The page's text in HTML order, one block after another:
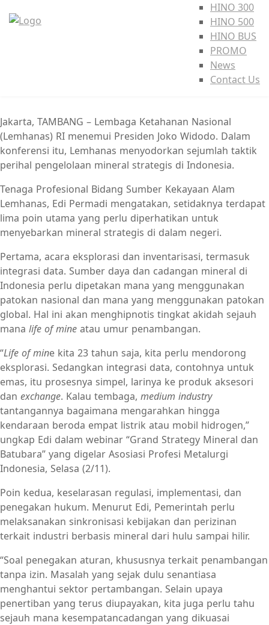
HINO 300
HINO 500
HINO BUS
PROMO
News
Contact Us
Jakarta, TAMBANG – Lembaga Ketahanan Nasional
(Lemhanas) RI menemui Presiden Joko Widodo. Dalam
konferensi itu, Lemhanas menyodorkan sejumlah taktik
perihal pengelolaan mineral strategis di Indonesia.
Tenaga Profesional Bidang Sumber Kekayaan Alam
Lemhanas, Edi Permadi mengatakan, setidaknya terdapat
lima poin utama yang perlu diperhatikan untuk
menyebarkan mineral strategis di dalam negeri.
Pertama, acara eksplorasi dan inventarisasi, termasuk
integrasi data. Sumber daya dan cadangan mineral di
Indonesia perlu dipetakan mana yang menggunakan
patokan nasional dan mana yang menggunakan patokan
global. Hal ini akan menghipnotis tingkat akidah sejauh
mana life of mine atau umur penambangan.
“Life of mine kita 23 tahun saja, kita perlu mendorong
eksplorasi. Sedangkan integrasi data, contohnya untuk
emas, itu prosesnya simpel, larinya ke produk aksesori
dan exchange. Kalau tembaga, medium industry
tantangannya bagaimana mengarahkan hingga
kendaraan beroda empat listrik atau mobil hidrogen,”
ungkap Edi dalam webinar “Grand Strategy Mineral dan
Batubara” yang digelar Asosiasi Profesi Metalurgi
Indonesia, Selasa (2/11).
Poin kedua, keselarasan regulasi, implementasi, dan
penegakan hukum. Menurut Edi, Pemerintah perlu
melaksanakan sinkronisasi kebijakan dan perizinan
terkait industri berbasis mineral dari hulu sampai hilir.
“Soal penegakan aturan, khususnya terkait penambangan
tanpa izin. Masalah yang sejak dulu senantiasa
menghantui sektor pertambangan. Selain upaya
penertiban yang terus diupayakan, kita juga perlu tahu
sejauh mana kesempatancadangan yang dikuasai